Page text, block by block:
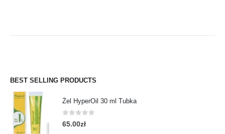
BEST SELLING PRODUCTS
Żel HyperOil 30 ml Tubka
0out of 5
65.00zł